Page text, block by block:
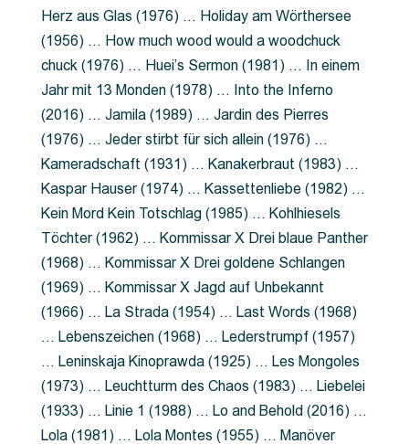
Herz aus Glas (1976) … Holiday am Wörthersee
(1956) … How much wood would a woodchuck
chuck (1976) … Huei’s Sermon (1981) … In einem
Jahr mit 13 Monden (1978) … Into the Inferno
(2016) … Jamila (1989) … Jardin des Pierres
(1976) … Jeder stirbt für sich allein (1976) …
Kameradschaft (1931) … Kanakerbraut (1983) …
Kaspar Hauser (1974) … Kassettenliebe (1982) …
Kein Mord Kein Totschlag (1985) … Kohlhiesels
Töchter (1962) … Kommissar X Drei blaue Panther
(1968) … Kommissar X Drei goldene Schlangen
(1969) … Kommissar X Jagd auf Unbekannt
(1966) … La Strada (1954) … Last Words (1968)
… Lebenszeichen (1968) … Lederstrumpf (1957)
… Leninskaja Kinoprawda (1925) … Les Mongoles
(1973) … Leuchtturm des Chaos (1983) … Liebelei
(1933) … Linie 1 (1988) … Lo and Behold (2016) …
Lola (1981) … Lola Montes (1955) … Manöver